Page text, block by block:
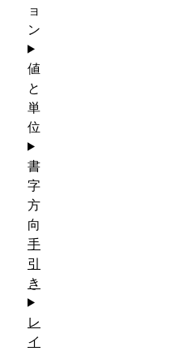
ョ
ン
値
と
単
位
書
字
方
向
手
引
き
レ
イ